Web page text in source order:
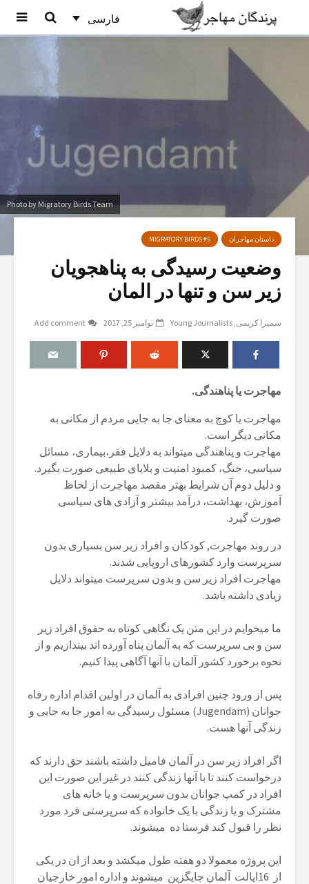
فارسی
Photo by Migratory Birds Team
داستان مهاجران MIGRATORY BIRDS #5
وضعیت رسیدگی به پناهجویان
زیر سن و تنها در المان
سمیرا کریمی Young Journalists نوامبر 25, 2017 Add comment
مهاجرت يا پناهندگی.
مهاجرت یا کوچ به معنای جا به جایی مردم از مکانی به
مکانی دیگر است.
مهاجرت و پناهندگی میتواند به دلایل فقر،بیماری، مسائل
سیاسی، جنگ، کمبود امنیت و بلایای طبیعی صورت بگیرد.
و دلیل دوم آن شرایط بهتر مقصد مهاجرت از لحاظ
آموزش، بهداشت، درآمد بیشتر و آزادی های سیاسی
صورت گیرد.
در روند مهاجرت, کودکان و افراد زیر سن بسیاری بدون
سرپرست وارد کشورهای اروپایی شدند.
مهاجرت افراد زیر سن و بدون سرپرست میتواند دلایل
زیادی داشته باشد.
ما میخوایم در این متن یک نگاهی کوتاه به حقوق افراد زیر
سن و بی سرپرست که به آلمان پناه آورده اند بیندازیم و از
نحوه برخورد کشور آلمان با آنها آگاهی پیدا کنیم.
پس از ورود چنین افرادی به آلمان در اولین اقدام اداره رفاه
جوانان (Jugendam) مسئول رسیدگی به امور جا به جایی و
زندگی آنها هست.
اگر افراد زیر سن در آلمان فامیل داشته باشند حق دارند که
درخواست کنند تا با آنها زندگی کنند در غیر این صورت این
افراد در کمپ جوانان بدون سرپرست و یا خانه های
مشترک و یا زندگی با یک خانواده که سرپرستی فرد مورد
نظر را قبول کند فرستا ده میشوند.
این پروژه معمولا دو هفته طول میکشد و بعد از ان در یکی
از 16ایالت آلمان جایگزین میشوند و اداره امور خارجیان